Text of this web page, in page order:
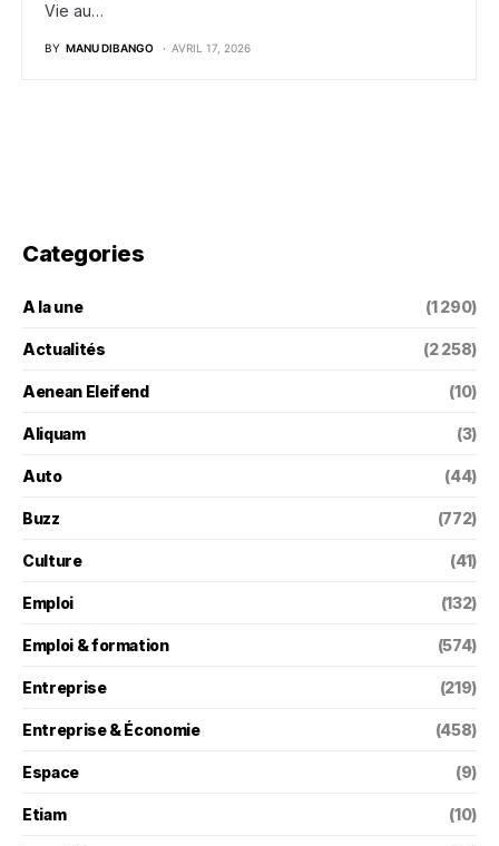
Vie au…
BY MANU DIBANGO AVRIL 17, 2026
Categories
A la une (1 290)
Actualités (2 258)
Aenean Eleifend (10)
Aliquam (3)
Auto (44)
Buzz (772)
Culture (41)
Emploi (132)
Emploi & formation (574)
Entreprise (219)
Entreprise & Économie (458)
Espace (9)
Etiam (10)